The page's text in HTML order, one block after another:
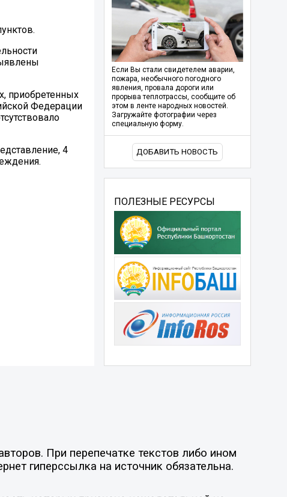
приобретенных
Федерации
4
Если Вы стали свидетелем аварии,
пожара, необычного погодного
явления, провала дороги или
прорыва теплотрассы, сообщите об
этом в ленте народных новостей.
Загружайте фотографии через
специальную форму.
ДОБАВИТЬ НОВОСТЬ
ПОЛЕЗНЫЕ РЕСУРСЫ
При перепечатке текстов либо ином
гиперссылка на источник обязательна.